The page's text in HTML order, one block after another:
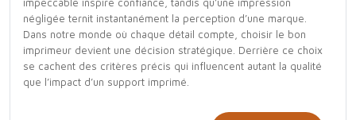
négligée ternit instantanément la perception d’une marque.
Dans notre monde où chaque détail compte, choisir le bon
imprimeur devient une décision stratégique. Derrière ce choix
se cachent des critères précis qui influencent autant la qualité
que l’impact d’un support imprimé.